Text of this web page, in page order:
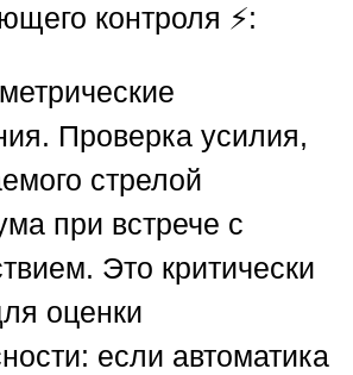
контроля ⚡:
Проверка усилия,
стрелой
при встрече с
Это критически
оценки
если автоматика